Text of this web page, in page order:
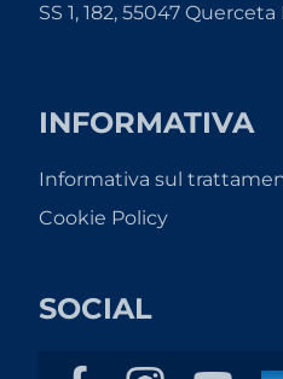
SS 1, 182, 55047 Querceta
INFORMATIVA
Informativa sul
Cookie Policy
SOCIAL